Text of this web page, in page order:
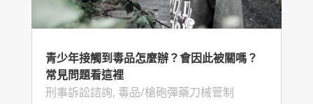
青少年接觸到毒品怎麼辦？會因此被關嗎？
常見問題看這裡
刑事訴訟諮詢, 毒品/槍砲彈藥刀械管制